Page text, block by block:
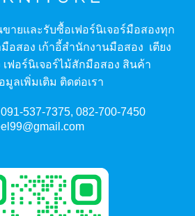
ขายและรับซื้อเฟอร์นิเจอร์มือสองทุก
อสอง เก้าอี้สำนักงานมือสอง เตียง
ฟอร์นิเจอร์ไม้สักมือสอง สินค้า
ลเพิ่มเติม ติดต่อเรา
091-537-7375, 082-700-7450